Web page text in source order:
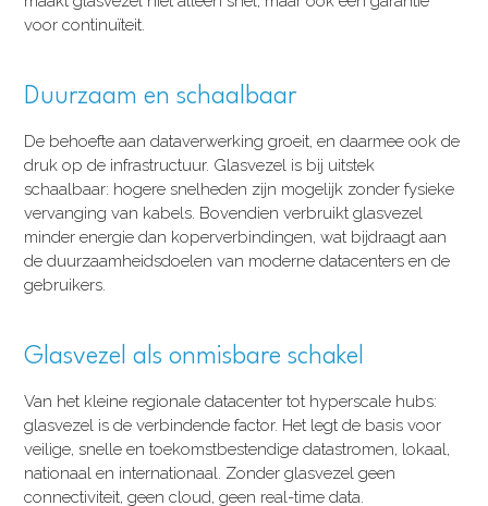
voor continuïteit.
Duurzaam en schaalbaar
De behoefte aan dataverwerking groeit, en daarmee ook de
druk op de infrastructuur. Glasvezel is bij uitstek
schaalbaar: hogere snelheden zijn mogelijk zonder fysieke
vervanging van kabels. Bovendien verbruikt glasvezel
minder energie dan koperverbindingen, wat bijdraagt aan
de duurzaamheidsdoelen van moderne datacenters en de
gebruikers.
Glasvezel als onmisbare schakel
Van het kleine regionale datacenter tot hyperscale hubs:
glasvezel is de verbindende factor. Het legt de basis voor
veilige, snelle en toekomstbestendige datastromen, lokaal,
nationaal en internationaal. Zonder glasvezel geen
connectiviteit, geen cloud, geen real-time data.